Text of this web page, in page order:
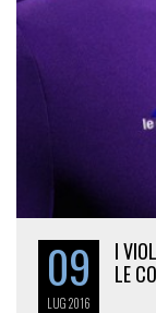
09
LUG2016
I
LE